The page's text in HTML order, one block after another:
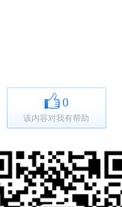
0
该内容对我有帮助